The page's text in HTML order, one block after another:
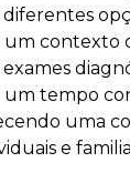
contexto
tempo
uma
e